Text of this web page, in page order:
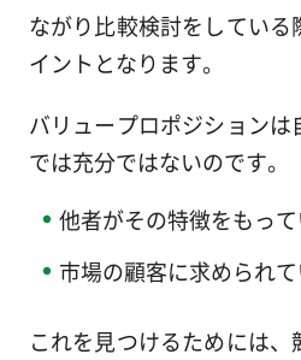
ながり比較検討をしてい
イントとなります。
バリュープロポジション
では充分ではないのです。
他者がその特徴をもっ
市場の顧客に求められ
これを見つけるためには